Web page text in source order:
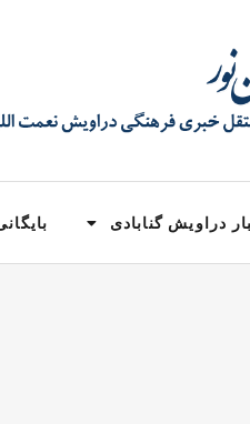
دراویش گنابادی